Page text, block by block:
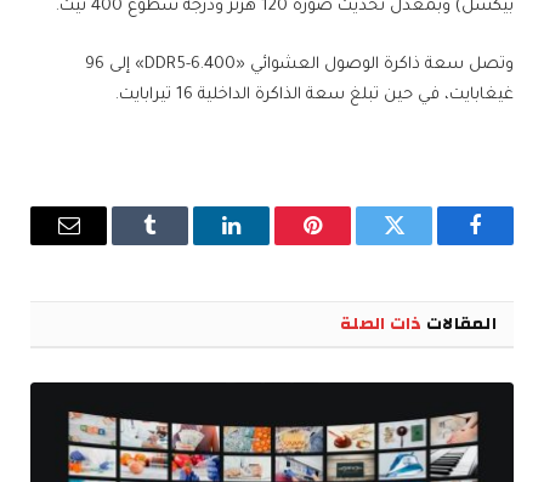
بيكسل) وبمعدل تحديث صورة 120 هرتز ودرجة سطوع 400 نيت.
وتصل سعة ذاكرة الوصول العشوائي «DDR5-6.400» إلى 96
غيغابايت، في حين تبلغ سعة الذاكرة الداخلية 16 تيرابايت.
فيسبوك تويتر بينتيريستلينكدإن Tumblr
البريد
المقالات ذات الصلة